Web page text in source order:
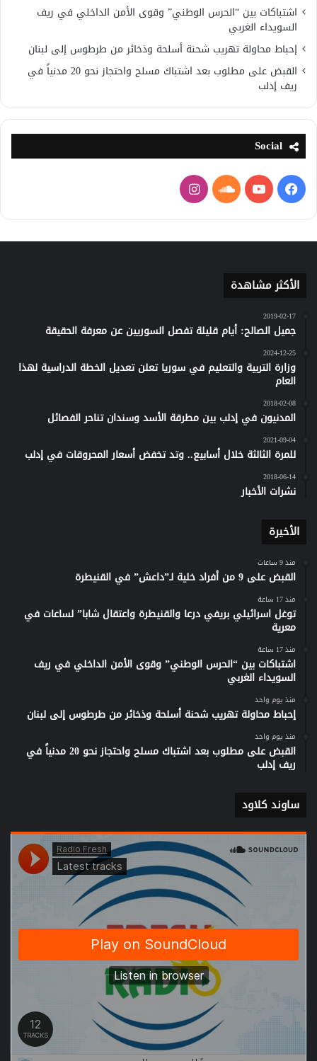
اشتباكات بين “الحرس الوطني” وقوى الأمن الداخلي في ريف
السويداء الغربي
إحباط محاولة تهريب شحنة أسلحة وذخائر من طرطوس إلى لبنان
القبض على مطلوب بعد اشتباك مسلح واحتجاز نحو 20 مدنياً في
ريف إدلب
Social
فيسبوكيوتيوبساوند
كلاود
انستقرام
الأكثر مشاهدة
2019-02-17
جميل الصالح: أيام قليلة تفصل السوريين عن معرفة الحقيقة
2024-12-25
وزارة التربية والتعليم في سوريا تعلن تعديل الخطة الدراسية لهذا
العام
2018-02-08
المدنيون في إدلب بين مطرقة الأسد وسندان تناحر الفصائل
2021-09-04
للمرة الثالثة خلال أسابيع.. وتد تخفض أسعار المحروقات في إدلب
2018-06-14
نشرات الأخبار
الأخيرة
منذ 9 ساعات
القبض على 9 من أفراد خلية لـ”داعش” في القنيطرة
منذ 17 ساعة
توغل اسرائيلي بريفي درعا والقنيطرة واعتقال شابا” لساعات في
معرية
منذ 17 ساعة
اشتباكات بين “الحرس الوطني” وقوى الأمن الداخلي في ريف
السويداء الغربي
منذ يوم واحد
إحباط محاولة تهريب شحنة أسلحة وذخائر من طرطوس إلى لبنان
منذ يوم واحد
القبض على مطلوب بعد اشتباك مسلح واحتجاز نحو 20 مدنياً في
ريف إدلب
ساوند كلاود